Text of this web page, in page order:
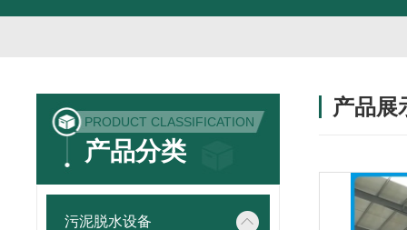
PRODUCT CLASSIFICATION
产品分类
污泥脱水设备
产品展